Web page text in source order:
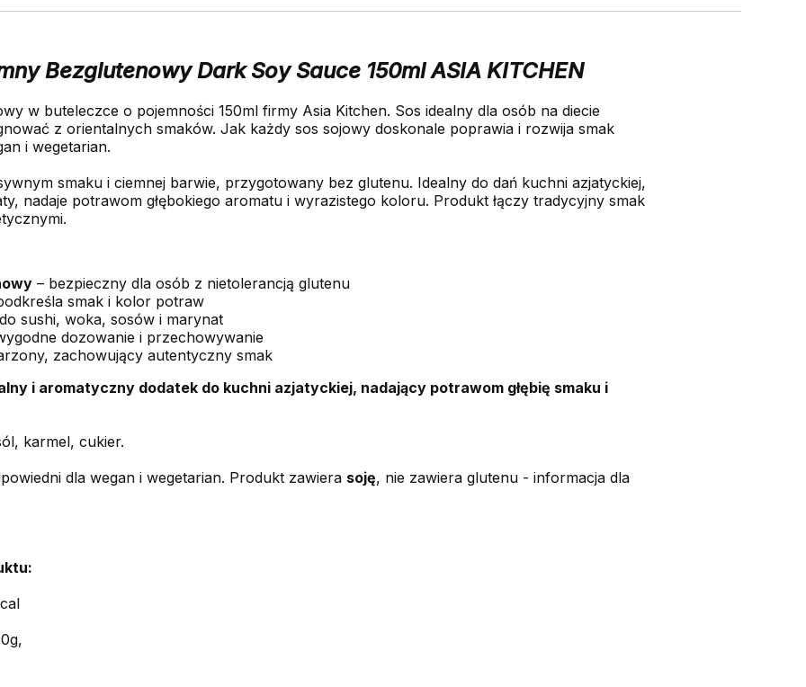
Bezglutenowy Dark Soy Sauce 150ml ASIA KITCHEN
w buteleczce o pojemności 150ml firmy Asia Kitchen. Sos idealny dla osób na diecie
z orientalnych smaków. Jak każdy sos sojowy doskonale poprawia i rozwija smak
i wegetarian.
smaku i ciemnej barwie, przygotowany bez glutenu. Idealny do dań kuchni azjatyckiej,
nadaje potrawom głębokiego aromatu i wyrazistego koloru. Produkt łączy tradycyjny smak
– bezpieczny dla osób z nietolerancją glutenu
smak i kolor potraw
sushi, woka, sosów i marynat
dozowanie i przechowywanie
zachowujący autentyczny smak
i aromatyczny dodatek do kuchni azjatyckiej, nadający potrawom głębię smaku i
karmel, cukier.
dla wegan i wegetarian. Produkt zawiera soję, nie zawiera glutenu - informacja dla